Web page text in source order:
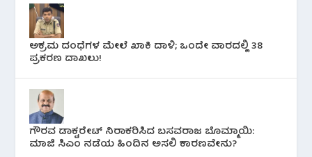
ಅಕ್ರಮ ದಂಧೆಗಳ ಮೇಲೆ ಖಾಕಿ ದಾಳಿ; ಒಂದೇ ವಾರದಲ್ಲಿ 38
ಪ್ರಕರಣ ದಾಖಲು!
ಗೌರವ ಡಾಕ್ಟರೇಟ್ ನಿರಾಕರಿಸಿದ ಬಸವರಾಜ ಬೊಮ್ಮಾಯಿ:
ಮಾಜಿ ಸಿಎಂ ನಡೆಯ ಹಿಂದಿನ ಅಸಲಿ ಕಾರಣವೇನು?